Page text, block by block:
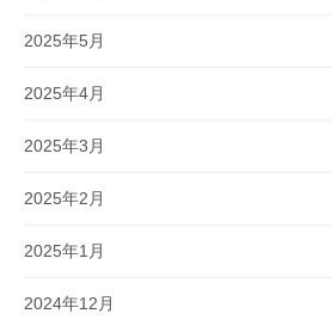
2025年5月
2025年4月
2025年3月
2025年2月
2025年1月
2024年12月